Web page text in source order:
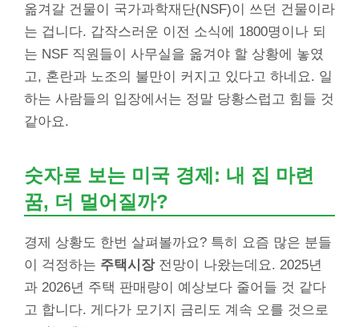
옮겨갈 건물이 국가과학재단(NSF)이 쓰던 건물이라
는 겁니다. 갑작스러운 이전 소식에 1800명이나 되
는 NSF 직원들이 사무실을 옮겨야 할 상황에 놓였
고, 혼란과 노조의 불만이 커지고 있다고 하네요. 일
하는 사람들의 입장에서는 정말 당황스럽고 힘들 것
같아요.
숫자로 보는 미국 경제: 내 집 마련
꿈, 더 멀어질까?
경제 상황도 한번 살펴볼까요? 특히 요즘 많은 분들
이 걱정하는 주택시장전망이 나왔는데요. 2025년
과 2026년 주택 판매량이 예상보다 줄어들 것 같다
고 합니다. 게다가 모기지 금리도 계속 오를 것으로